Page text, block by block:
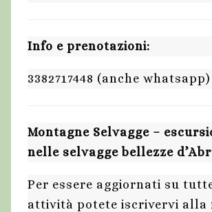
Info e prenotazioni:
3382717448 (anche whatsapp)
Montagne Selvagge –
nelle selvagge bellezze
Per essere aggiornati su
attività potete iscrivervi alla